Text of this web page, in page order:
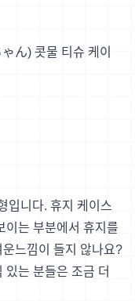
ん) 콧물 티슈 케이
입니다. 휴지 케이스
이는 부분에서 휴지를
느낌이 들지 않나요?
있는 분들은 조금 더